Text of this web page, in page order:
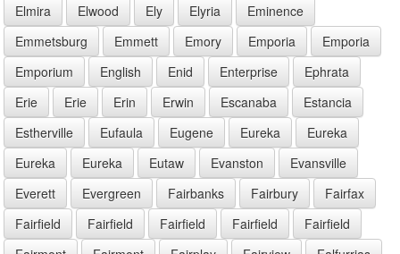
Elmira
Elwood Ely Elyria
Eminence
Emmetsburg
Emmett Emory Emporia
Emporia
Emporium
English Enid Enterprise
Ephrata
Erie
Erie Erin Erwin Escanaba
Estancia
Estherville
Eufaula Eugene Eureka
Eureka
Eureka
Eureka Eutaw Evanston
Evansville
Everett
Evergreen Fairbanks Fairbury
Fairfax
Fairfield
Fairfield Fairfield Fairfield
Fairfield